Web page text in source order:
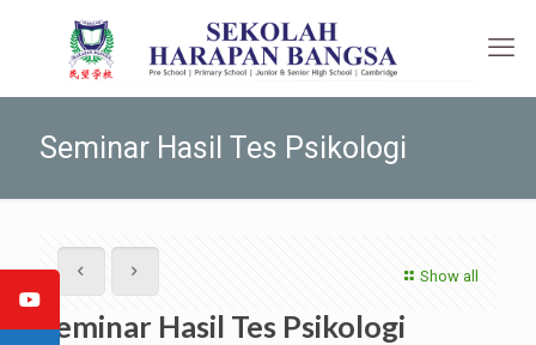
Seminar Hasil Tes Psikologi
Show all
Seminar Hasil Tes Psikologi